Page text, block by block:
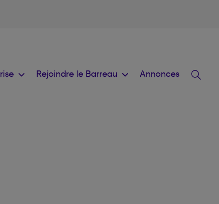
Rejoindre le Barreau Annonces